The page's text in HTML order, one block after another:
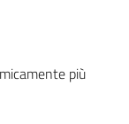
più